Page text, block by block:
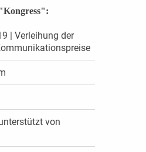
| Verleihung der
von